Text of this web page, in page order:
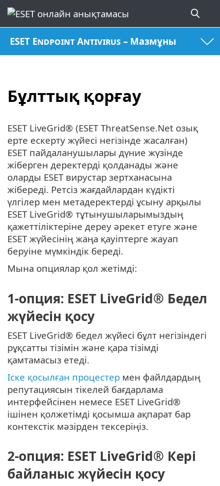
ESET Endpoint Antivirus – Мазмұны
Бұлттық қорғау
ESET LiveGrid® (ESET ThreatSense.Net озық
ерте ескерту жүйесі негізінде жасалған)
ESET пайдаланушылары дүние жүзінде
жіберген деректерді қолданады және
оларды ESET вирустар зертханасына
жібереді. Ретсіз жағдайлардан күдікті
үлгілер мен метадеректерді ұсыну арқылы
ESET LiveGrid® тұтынушыларымыздың
қажеттіліктеріне дереу әрекет етуге және
ESET жүйесінің жаңа қауіптерге жауап
беруіне мүмкіндік береді.
Мына опциялар қол жетімді:
1-опция: ESET LiveGrid® Бедел
жүйесін қосу
ESET LiveGrid® бедел жүйесі бұлт негізіндегі
рұқсатты тізімін және қара тізімді
қамтамасыз етеді.
Іске қосылған процестер мен файлдардың
репутациясын тікелей бағдарлама
интерфейсінен немесе ESET LiveGrid®
ішінен қолжетімді қосымша ақпарат бар
контекстік мәзірден тексеріңіз.
2-опция: ESET LiveGrid® Кері
байланыс жүйесін қосу